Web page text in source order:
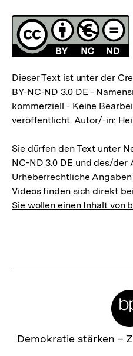
Fussnoten
Lizenz
Dieser Text ist unter der
BY-NC-ND 3.0 DE -
kommerziell - Keine
veröffentlicht. Autor/-in:
Sie dürfen den Text unter
NC-ND 3.0 DE und des/der
Urheberrechtliche
Videos finden sich direkt
Sie wollen einen Inhalt von
Zur
Demokratie stärken –